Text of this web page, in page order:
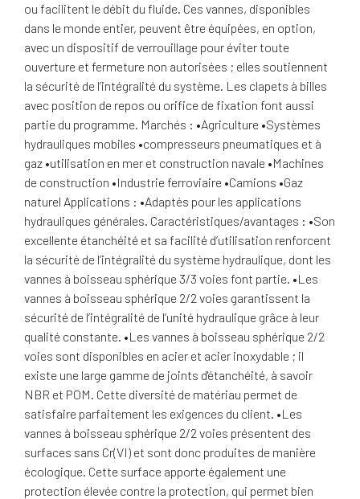
ou facilitent le débit du fluide. Ces vannes, disponibles
dans le monde entier, peuvent être équipées, en option,
avec un dispositif de verrouillage pour éviter toute
ouverture et fermeture non autorisées ; elles soutiennent
la sécurité de l’intégralité du système. Les clapets à billes
avec position de repos ou orifice de fixation font aussi
partie du programme. Marchés : •Agriculture •Systèmes
hydrauliques mobiles •compresseurs pneumatiques et à
gaz •utilisation en mer et construction navale •Machines
de construction •Industrie ferroviaire •Camions •Gaz
naturel Applications : •Adaptés pour les applications
hydrauliques générales. Caractéristiques/avantages : •Son
excellente étanchéité et sa facilité d’utilisation renforcent
la sécurité de l’intégralité du système hydraulique, dont les
vannes à boisseau sphérique 3/3 voies font partie. •Les
vannes à boisseau sphérique 2/2 voies garantissent la
sécurité de l’intégralité de l’unité hydraulique grâce à leur
qualité constante. •Les vannes à boisseau sphérique 2/2
voies sont disponibles en acier et acier inoxydable ; il
existe une large gamme de joints d'étanchéité, à savoir
NBR et POM. Cette diversité de matériau permet de
satisfaire parfaitement les exigences du client. •Les
vannes à boisseau sphérique 2/2 voies présentent des
surfaces sans Cr(VI) et sont donc produites de manière
écologique. Cette surface apporte également une
protection élevée contre la protection, qui permet bien